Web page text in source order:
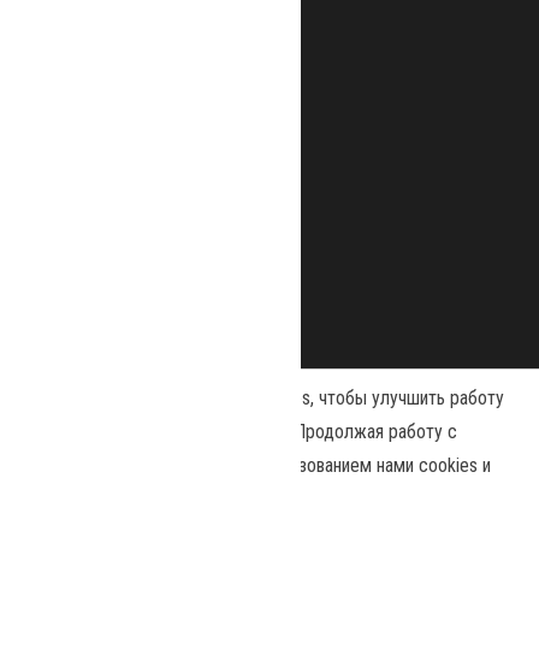
Наш сайт использует файлы cookies, чтобы улучшить работу
и повысить эффективность сайта. Продолжая работу с
сайтом, вы соглашаетесь с использованием нами cookies и